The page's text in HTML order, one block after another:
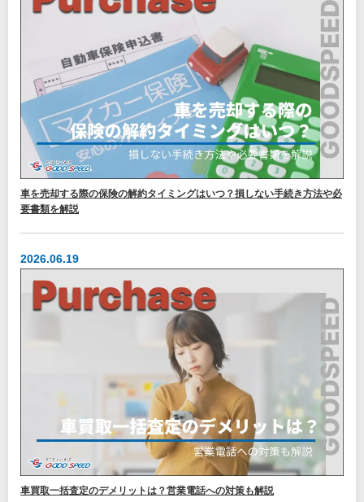
車を売却する際の保険の解約タイミングはいつ？損しない手続き方法や必
要書類を解説
2026.06.19
車買取一括査定のデメリットは？営業電話への対策も解説